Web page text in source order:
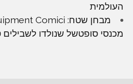
העולמית
מכנסי סופטשל שנולדו לשבילים